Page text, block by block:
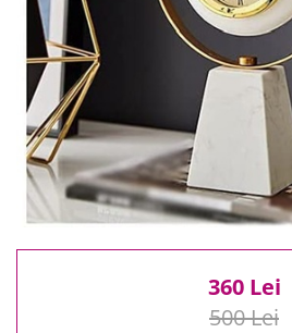
Cele mai vandute
Cele mai votate
Cu video
Pret
0 Lei - 100 Lei
100 Lei - 200 Lei
200 Lei - 300 Lei
300 Lei - 500 Lei
500 Lei - 1000 Lei
360 Lei
500 Lei